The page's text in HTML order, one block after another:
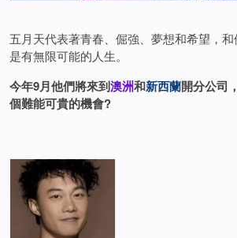
五月天代表著青春、倔強、夢想和希望，
是有無限可能的人生。
今年9月他們將來到澳洲和新西蘭開分公司
個難能可貴的機會?